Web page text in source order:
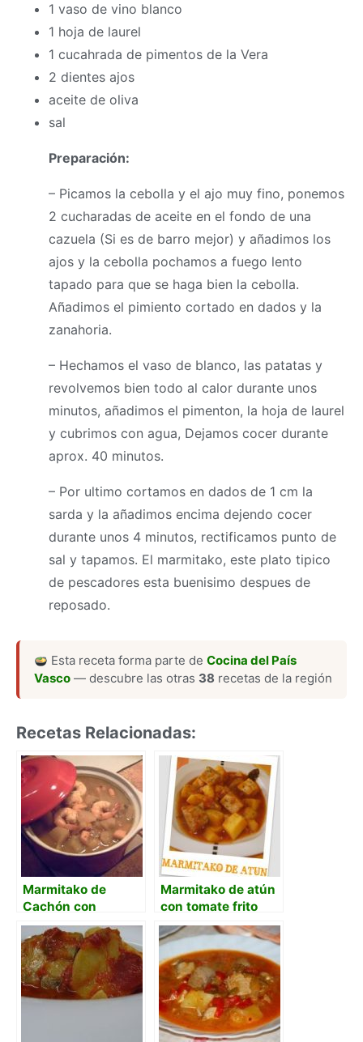
1 vaso de vino blanco
1 hoja de laurel
1 cucahrada de pimentos de la Vera
2 dientes ajos
aceite de oliva
sal
Preparación:
– Picamos la cebolla y el ajo muy fino, ponemos
2 cucharadas de aceite en el fondo de una
cazuela (Si es de barro mejor) y añadimos los
ajos y la cebolla pochamos a fuego lento
tapado para que se haga bien la cebolla.
Añadimos el pimiento cortado en dados y la
zanahoria.
– Hechamos el vaso de blanco, las patatas y
revolvemos bien todo al calor durante unos
minutos, añadimos el pimenton, la hoja de laurel
y cubrimos con agua, Dejamos cocer durante
aprox. 40 minutos.
– Por ultimo cortamos en dados de 1 cm la
sarda y la añadimos encima dejendo cocer
durante unos 4 minutos, rectificamos punto de
sal y tapamos. El marmitako, este plato tipico
de pescadores esta buenisimo despues de
reposado.
Esta receta forma parte deCocina del País
Vasco — descubre las otras 38 recetas de la región
Recetas Relacionadas:
Marmitako de
Cachón con
patatas y
langostinos
Marmitako de atún
con tomate frito